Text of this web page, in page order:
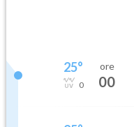
25°
0
ore
00